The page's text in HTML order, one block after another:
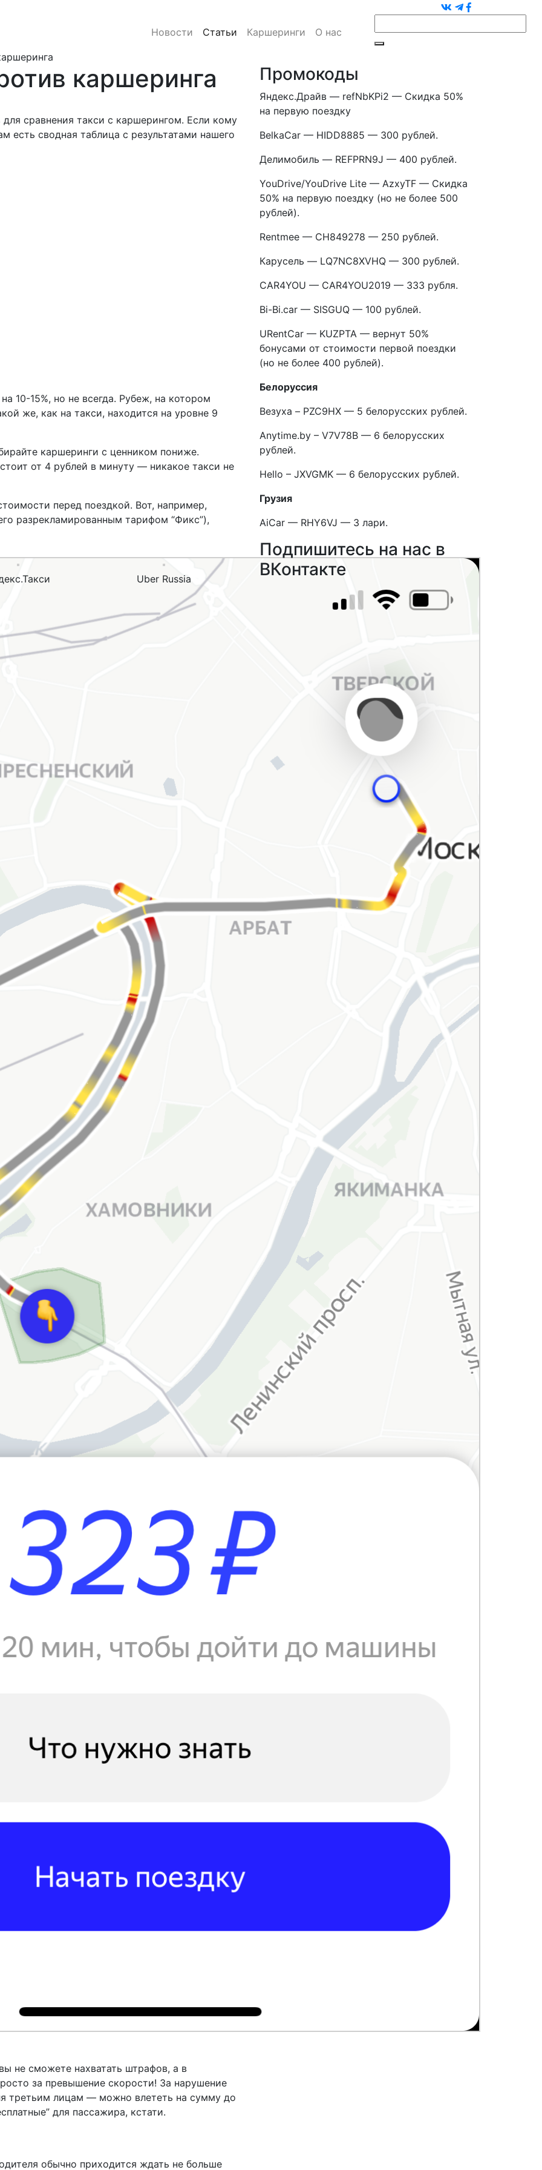
Новости Статьи Каршеринги О нас
каршеринга
сравнения такси с каршерингом. Если кому
есть сводная таблица с результатами нашего
10-15%, но не всегда. Рубеж, на котором
же, как на такси, находится на уровне 9
каршеринги с ценником пониже.
от 4 рублей в минуту — никакое такси не
перед поездкой. Вот, например,
разрекламированным тарифом “Фикс”),
Uber Russia
не сможете нахватать штрафов, а в
за превышение скорости! За нарушение
третьим лицам — можно влететь на сумму до
для пассажира, кстати.
обычно приходится ждать не больше
Промокоды
Яндекс.Драйв — refNbKPi2 — Скидка 50%
на первую поездку
BelkaCar — HIDD8885 — 300 рублей.
Делимобиль — REFPRN9J — 400 рублей.
YouDrive/YouDrive Lite — AzxyTF — Скидка
50% на первую поездку (но не более 500
рублей).
Rentmee — CH849278 — 250 рублей.
Карусель — LQ7NC8XVHQ — 300 рублей.
CAR4YOU — CAR4YOU2019 — 333 рубля.
Bi-Bi.car — SISGUQ — 100 рублей.
URentCar — KUZPTA — вернут 50%
бонусами от стоимости первой поездки
(но не более 400 рублей).
Белоруссия
Везуха – PZC9HX — 5 белорусских рублей.
Anytime.by – V7V78B — 6 белорусских
рублей.
Hello – JXVGMK — 6 белорусских рублей.
Грузия
AiCar — RHY6VJ — 3 лари.
Подпишитесь на нас в
ВКонтакте